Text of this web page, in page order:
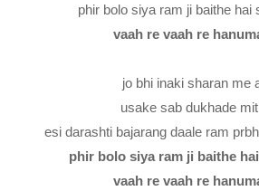
phir bolo siya ram ji baithe hai
vaah re vaah re
jo bhi inaki sharan me
usake sab dukhade
esi darashti bajarang daale ram
phir bolo siya ram ji baithe
vaah re vaah re